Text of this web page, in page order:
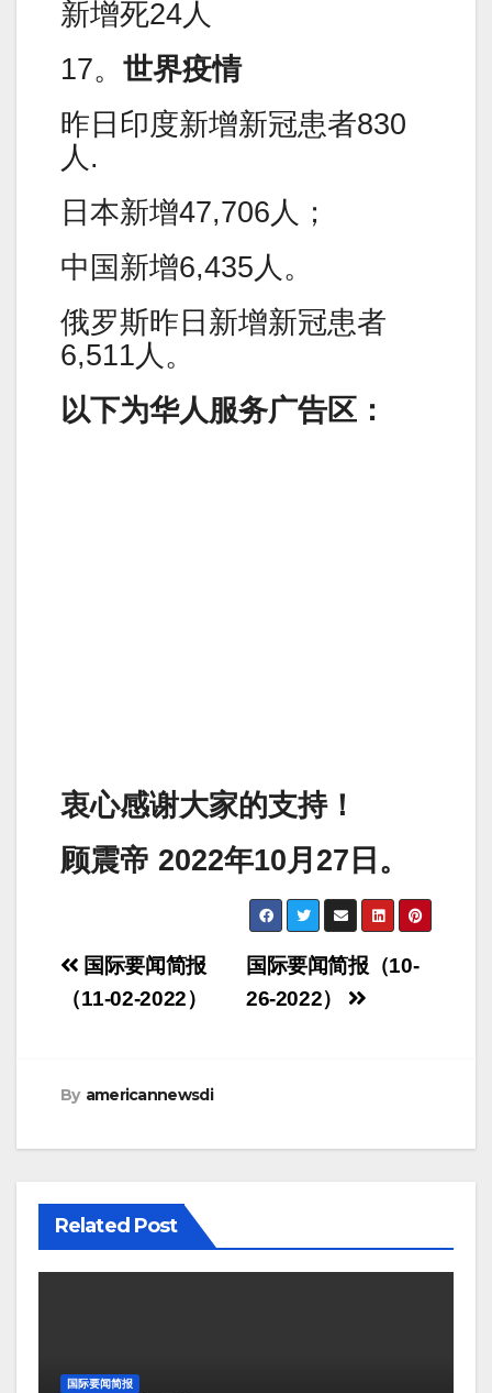
新增死24人
17。 世界疫情
昨日印度新增新冠患者830
人.
日本新增47,706人；
中国新增6,435人。
俄罗斯昨日新增新冠患者
6,511人。
以下为华人服务广告区：
衷心感谢大家的支持！
顾震帝 2022年10月27日。
Post
navigation
国际要闻简报（10-
26-2022）
国际要闻简报
（11-02-2022）
By americannewsdi
Related Post
国际要闻简报